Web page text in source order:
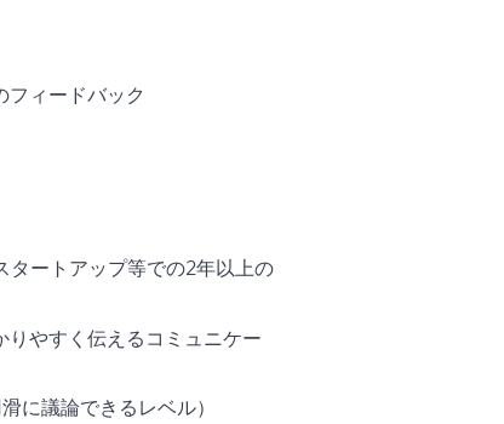
ィードバック
タートアップ等での2年以上の
やすく伝えるコミュニケー
に議論できるレベル）